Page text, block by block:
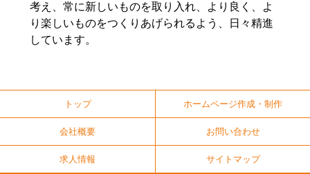
考え、常に新しいものを取り入れ、より良く、よ
り楽しいものをつくりあげられるよう、日々精進
しています。
トップ ホームページ作成・制作
会社概要 お問い合わせ
求人情報 サイトマップ